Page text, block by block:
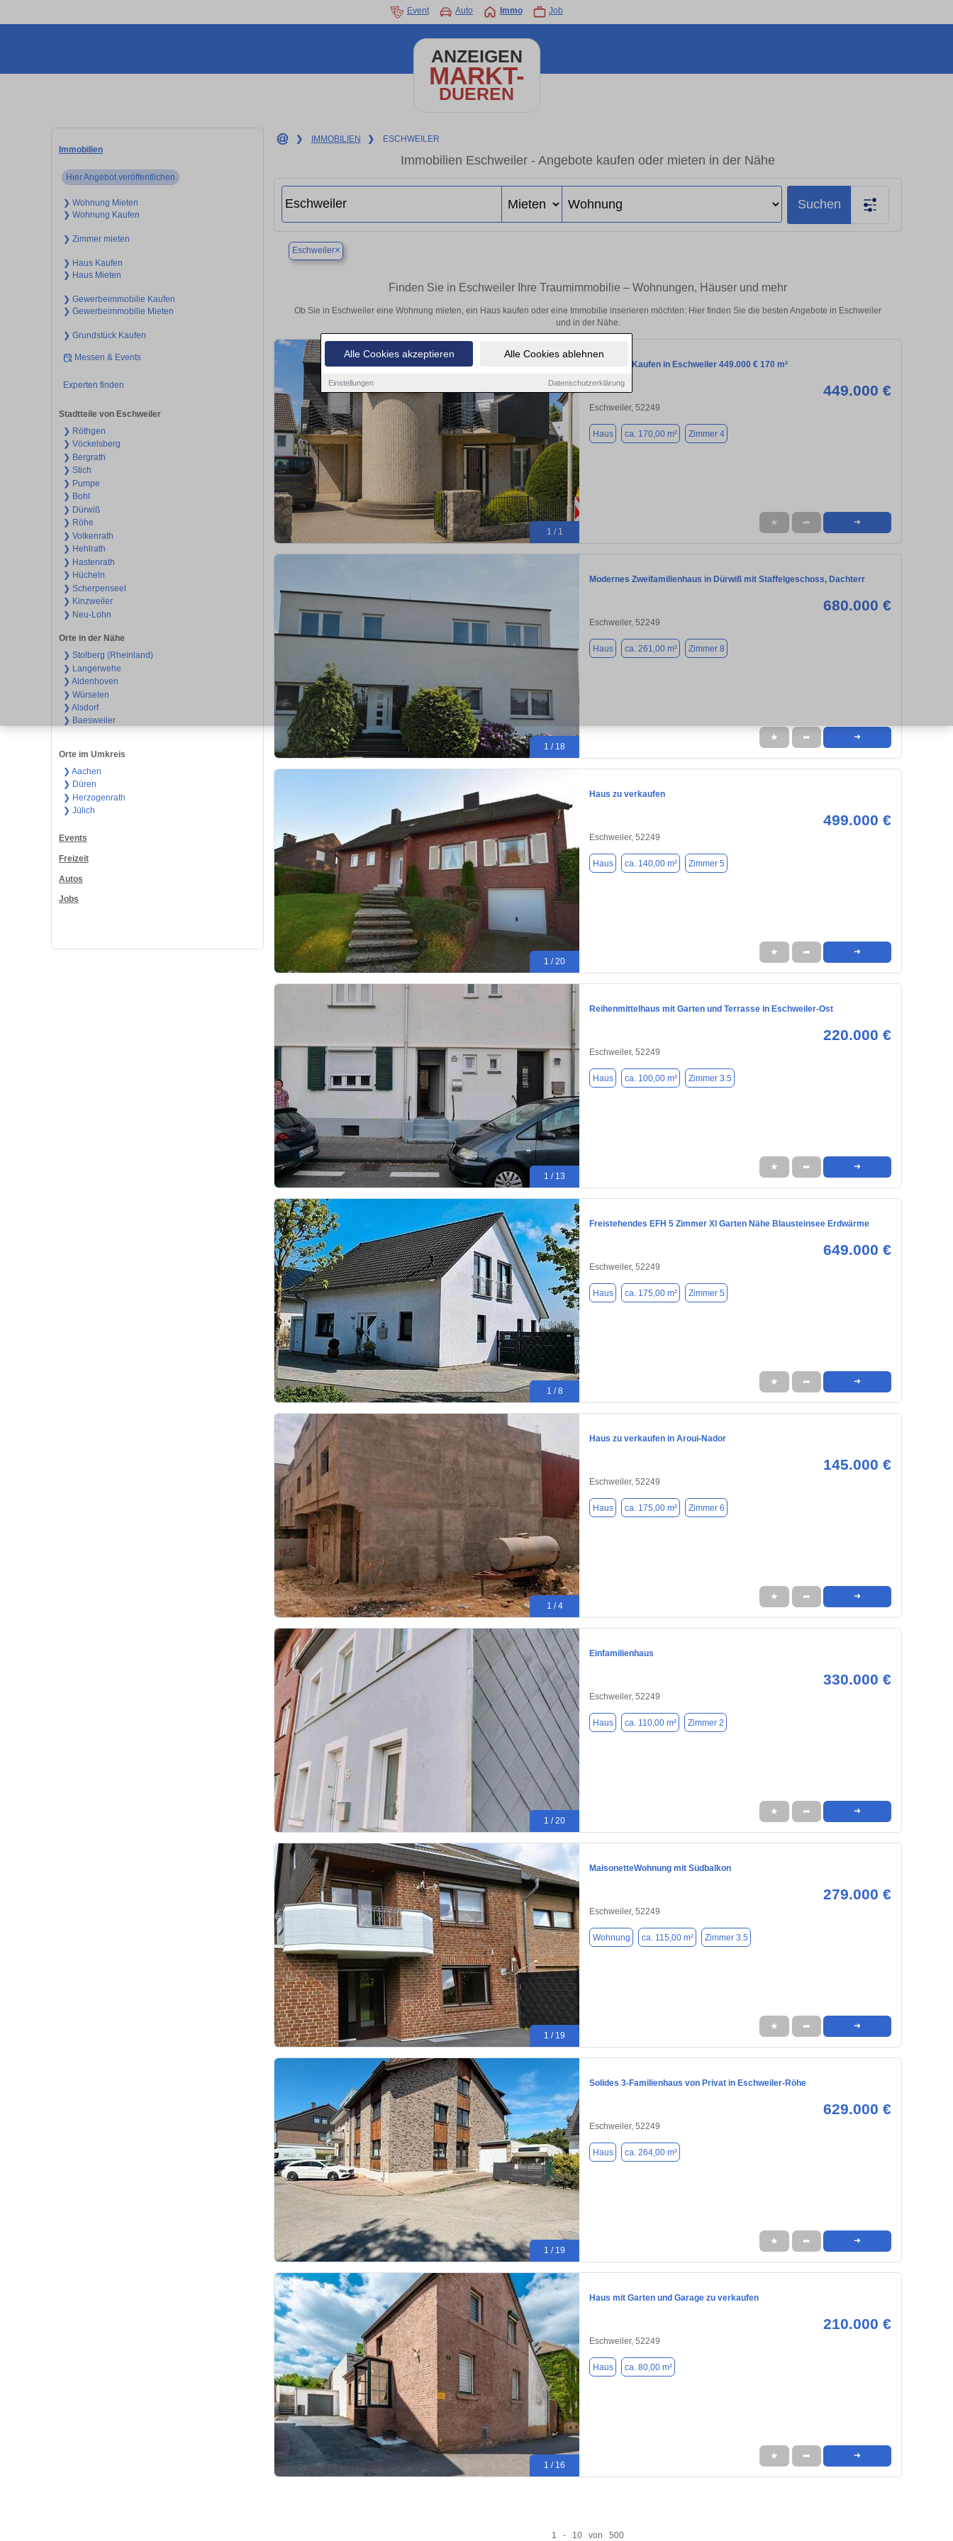
Alle Cookies akzeptieren Alle Cookies ablehnen
Einstellungen Datenschutzerklärung
Event Auto Immo Job
ANZEIGEN
MARKT-
DUEREN
Immobilien
Hier Angebot veröffentlichen
❯ Wohnung Mieten
❯ Wohnung Kaufen
❯ Zimmer mieten
❯ Haus Kaufen
❯ Haus Mieten
❯ Gewerbeimmobilie Kaufen
❯ Gewerbeimmobilie Mieten
❯ Grundstück Kaufen
Messen & Events
Experten finden
Stadtteile von Eschweiler
❯ Röthgen
❯ Vöckelsberg
❯ Bergrath
❯ Stich
❯ Pumpe
❯ Bohl
❯ Dürwiß
❯ Röhe
❯ Volkenrath
❯ Hehlrath
❯ Hastenrath
❯ Hücheln
❯ Scherpenseel
❯ Kinzweiler
❯ Neu-Lohn
Orte in der Nähe
❯ Stolberg (Rheinland)
❯ Langerwehe
❯ Aldenhoven
❯ Würselen
❯ Alsdorf
❯ Baesweiler
Orte im Umkreis
❯ Aachen
❯ Düren
❯ Herzogenrath
❯ Jülich
Events
Freizeit
Autos
Jobs
❯ IMMOBILIEN ❯ ESCHWEILER
Immobilien Eschweiler - Angebote kaufen oder mieten in der Nähe
Suchen
Eschweiler×
Finden Sie in Eschweiler Ihre Traumimmobilie – Wohnungen, Häuser und mehr
Ob Sie in Eschweiler eine Wohnung mieten, ein Haus kaufen oder eine Immobilie inserieren möchten: Hier finden Sie die besten Angebote in Eschweiler
und in der Nähe.
1 / 1
Haus zum Kaufen in Eschweiler 449.000 € 170 m²
449.000 €
Eschweiler, 52249
Haus ca. 170,00 m² Zimmer 4
★ ➦ ➜
1 / 18
Modernes Zweifamilienhaus in Dürwiß mit Staffelgeschoss, Dachterr
680.000 €
Eschweiler, 52249
Haus ca. 261,00 m² Zimmer 8
★ ➦ ➜
1 / 20
Haus zu verkaufen
499.000 €
Eschweiler, 52249
Haus ca. 140,00 m² Zimmer 5
★ ➦ ➜
1 / 13
Reihenmittelhaus mit Garten und Terrasse in Eschweiler-Ost
220.000 €
Eschweiler, 52249
Haus ca. 100,00 m² Zimmer 3.5
★ ➦ ➜
1 / 8
Freistehendes EFH 5 Zimmer Xl Garten Nähe Blausteinsee Erdwärme
649.000 €
Eschweiler, 52249
Haus ca. 175,00 m² Zimmer 5
★ ➦ ➜
1 / 4
Haus zu verkaufen in Aroui-Nador
145.000 €
Eschweiler, 52249
Haus ca. 175,00 m² Zimmer 6
★ ➦ ➜
1 / 20
Einfamilienhaus
330.000 €
Eschweiler, 52249
Haus ca. 110,00 m² Zimmer 2
★ ➦ ➜
1 / 19
MaisonetteWohnung mit Südbalkon
279.000 €
Eschweiler, 52249
Wohnung ca. 115,00 m² Zimmer 3.5
★ ➦ ➜
1 / 19
Solides 3-Familienhaus von Privat in Eschweiler-Röhe
629.000 €
Eschweiler, 52249
Haus ca. 264,00 m²
★ ➦ ➜
1 / 16
Haus mit Garten und Garage zu verkaufen
210.000 €
Eschweiler, 52249
Haus ca. 80,00 m²
★ ➦ ➜
1 - 10 von 500